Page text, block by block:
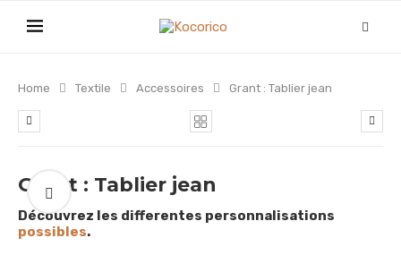
Home Textile Accessoires Grant : Tablier jean
Grant : Tablier jean
Découvrez les differentes personnalisations
possibles.